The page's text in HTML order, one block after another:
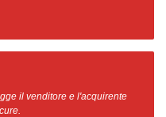
il venditore e l'acquirente